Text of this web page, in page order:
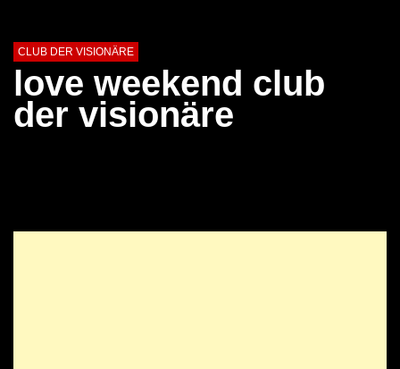
CLUB DER VISIONÄRE
love weekend club
der visionäre